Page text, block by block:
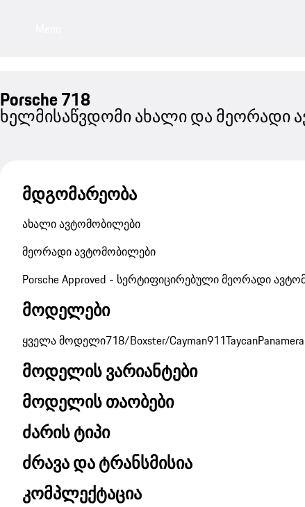
Porsche 718
ხელმისაწვდომი ახალი და მეორადი
მდგომარეობა
ახალი ავტომობილები
მეორადი ავტომობილები
Porsche Approved - სერტიფიცირებული მეორადი
მოდელები
ყველა მოდელი718/Boxster/Cayman911TaycanPanamera
მოდელის ვარიანტები
მოდელის თაობები
ძარის ტიპი
ძრავა და ტრანსმისია
კომპლექტაცია